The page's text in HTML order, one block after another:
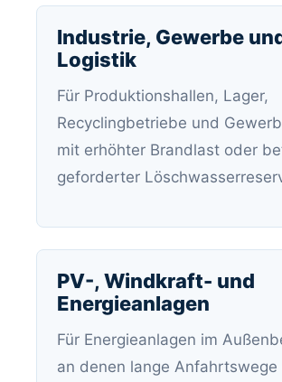
Industrie, Gewerbe
Logistik
Für Produktionshallen, Lager,
Recyclingbetriebe und
mit erhöhter Brandlast oder
geforderter
PV-, Windkraft- und
Energieanlagen
Für Energieanlagen im
an denen lange Anfahrtswege